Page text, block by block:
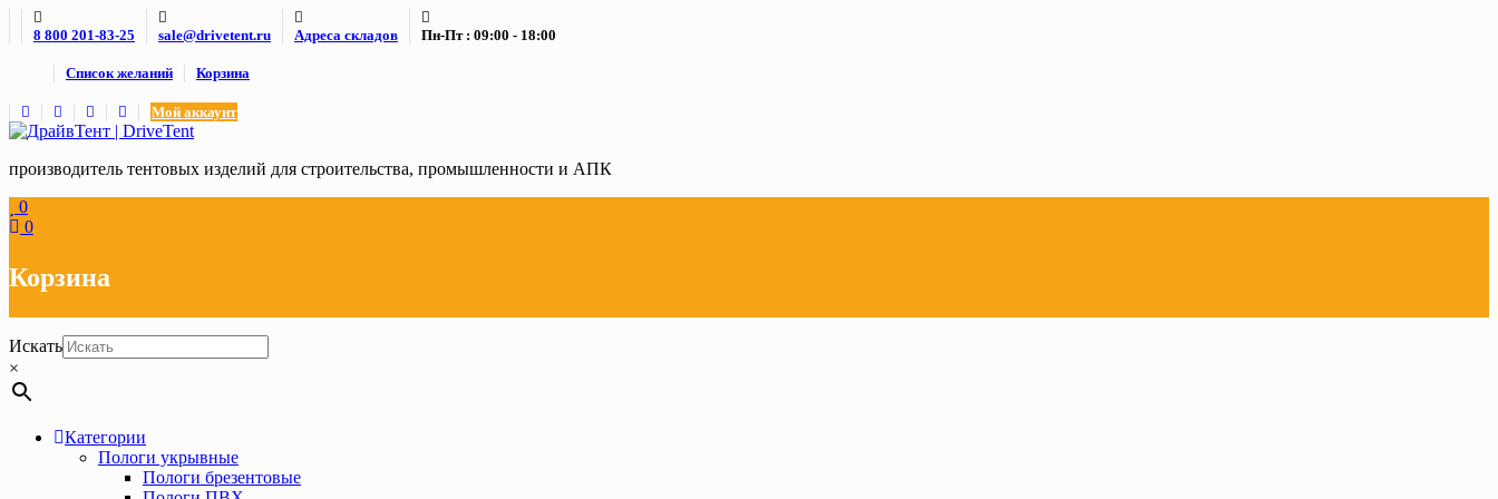
Skip
8 800 201-83-25 sale@drivetent.ru Адреса складов Пн-Пт : 09:00 - 18:00
Список желаний Корзина
Мой аккаунт
производитель тентовых изделий для строительства, промышленности и АПК
0
0
Корзина
Искать
×
Категории
Пологи укрывные
Пологи брезентовые